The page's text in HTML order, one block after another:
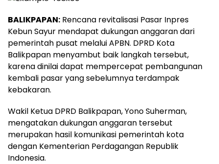
BALIKPAPAN: Rencana revitalisasi Pasar Inpres
Kebun Sayur mendapat dukungan anggaran dari
pemerintah pusat melalui APBN. DPRD Kota
Balikpapan menyambut baik langkah tersebut,
karena dinilai dapat mempercepat pembangunan
kembali pasar yang sebelumnya terdampak
kebakaran.
Wakil Ketua DPRD Balikpapan, Yono Suherman,
mengatakan dukungan anggaran tersebut
merupakan hasil komunikasi pemerintah kota
dengan Kementerian Perdagangan Republik
Indonesia.